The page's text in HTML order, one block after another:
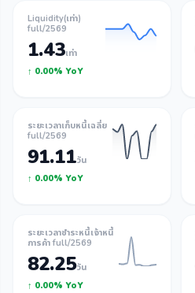
Liquidity(เท่า)
full/2569
1.43เท่า
↑ 0.00% YoY
ระยะเวลาเก็บหนี้เฉลี่ย
full/2569
91.11วัน
↑ 0.00% YoY
ระยะเวลาชำระหนี้เจ้าหนี้
การค้า full/2569
82.25วัน
↑ 0.00% YoY